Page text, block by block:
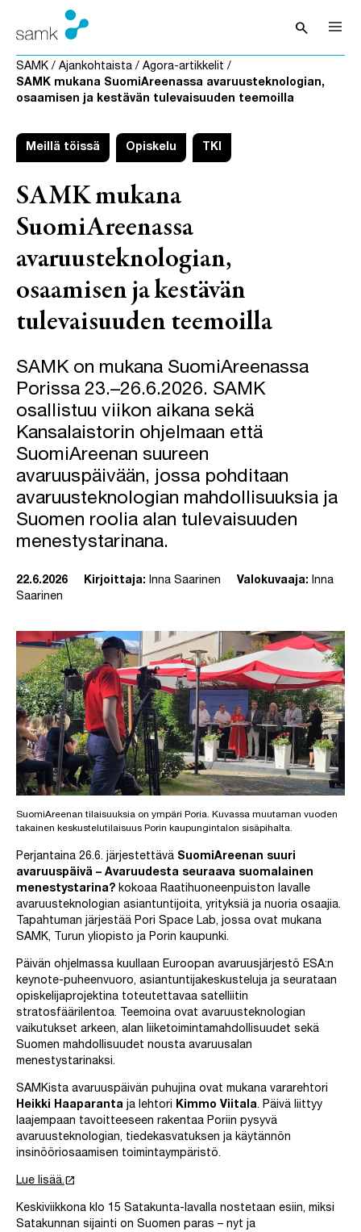
Siirry sisältöön
searchAvaa haku
SAMK / Ajankohtaista / Agora-artikkelit /
SAMK mukana SuomiAreenassa avaruusteknologian,
osaamisen ja kestävän tulevaisuuden teemoilla
Meillä töissä Opiskelu TKI
SAMK mukana
SuomiAreenassa
avaruusteknologian,
osaamisen ja kestävän
tulevaisuuden teemoilla
SAMK on mukana SuomiAreenassa
Porissa 23.–26.6.2026. SAMK
osallistuu viikon aikana sekä
Kansalaistorin ohjelmaan että
SuomiAreenan suureen
avaruuspäivään, jossa pohditaan
avaruusteknologian mahdollisuuksia ja
Suomen roolia alan tulevaisuuden
menestystarinana.
22.6.2026 Kirjoittaja: Inna Saarinen Valokuvaaja: Inna
Saarinen
SuomiAreenan tilaisuuksia on ympäri Poria. Kuvassa muutaman vuoden
takainen keskustelutilaisuus Porin kaupungintalon sisäpihalta.
Perjantaina 26.6. järjestettävä SuomiAreenan suuri
avaruuspäivä – Avaruudesta seuraava suomalainen
menestystarina? kokoaa Raatihuoneenpuiston lavalle
avaruusteknologian asiantuntijoita, yrityksiä ja nuoria osaajia.
Tapahtuman järjestää Pori Space Lab, jossa ovat mukana
SAMK, Turun yliopisto ja Porin kaupunki.
Päivän ohjelmassa kuullaan Euroopan avaruusjärjestö ESA:n
keynote-puheenvuoro, asiantuntijakeskusteluja ja seurataan
opiskelijaprojektina toteutettavaa satelliitin
stratosfäärilentoa. Teemoina ovat avaruusteknologian
vaikutukset arkeen, alan liiketoimintamahdollisuudet sekä
Suomen mahdollisuudet nousta avaruusalan
menestystarinaksi.
SAMKista avaruuspäivän puhujina ovat mukana vararehtori
Heikki Haaparanta ja lehtori Kimmo Viitala. Päivä liittyy
laajempaan tavoitteeseen rakentaa Poriin pysyvä
avaruusteknologian, tiedekasvatuksen ja käytännön
insinööriosaamisen toimintaympäristö.
Lue lisää.launch
Keskiviikkona klo 15 Satakunta-lavalla nostetaan esiin, miksi
Satakunnan sijainti on Suomen paras – nyt ja